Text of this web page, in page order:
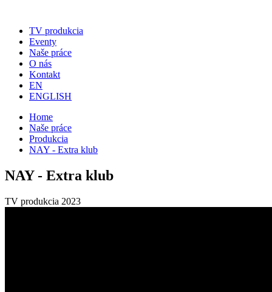
TV produkcia
Eventy
Naše práce
O nás
Kontakt
EN
ENGLISH
Home
Naše práce
Produkcia
NAY - Extra klub
NAY - Extra klub
TV produkcia 2023